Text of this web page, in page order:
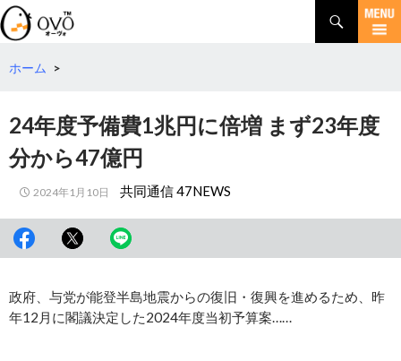
検
索
コ
テ
へ
動
ホーム >
24年度予備費1兆円に倍増 まず23年度
分から47億円
2024年1月10日 共同通信 47NEWS
政府、与党が能登半島地震からの復旧・復興を進めるため、昨
年12月に閣議決定した2024年度当初予算案……